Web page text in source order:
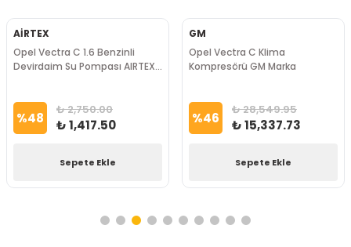
AİRTEX
Opel Vectra C 1.6 Benzinli
Devirdaim Su Pompası AIRTEX
%48 ₺ 2,750.00
₺ 1,417.50
Sepete Ekle
GM
Opel Vectra C Klima
Kompresörü GM Marka
%46 ₺ 28,549.95
₺ 15,337.73
Sepete Ekle